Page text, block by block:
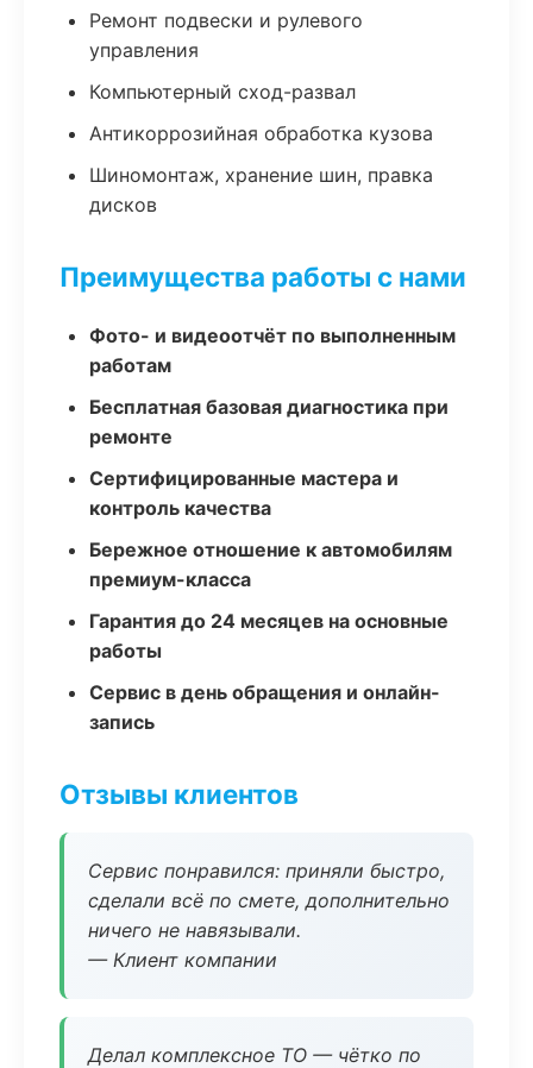
Ремонт подвески и рулевого
управления
Компьютерный сход-развал
Антикоррозийная обработка кузова
Шиномонтаж, хранение шин, правка
дисков
Преимущества работы с нами
Фото- и видеоотчёт по выполненным
работам
Бесплатная базовая диагностика при
ремонте
Сертифицированные мастера и
контроль качества
Бережное отношение к автомобилям
премиум-класса
Гарантия до 24 месяцев на основные
работы
Сервис в день обращения и онлайн-
запись
Отзывы клиентов
Сервис понравился: приняли быстро,
сделали всё по смете, дополнительно
ничего не навязывали.
— Клиент компании
Делал комплексное ТО — чётко по